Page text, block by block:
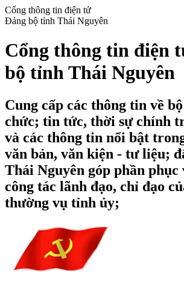
Cổng thông tin điện tử
Đảng bộ tỉnh Thái Nguyên
Cổng thông tin điện
bộ tỉnh Thái Nguyên
Cung cấp các thông tin về
chức; tin tức, thời sự chính
và các thông tin nổi bật
văn bản, văn kiện - tư liệu;
Thái Nguyên góp phần phục
công tác lãnh đạo, chỉ đạo
thường vụ tỉnh ủy;